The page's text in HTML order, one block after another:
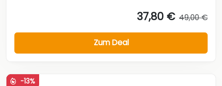
37,80 € 49,00 €
Zum Deal
-13%